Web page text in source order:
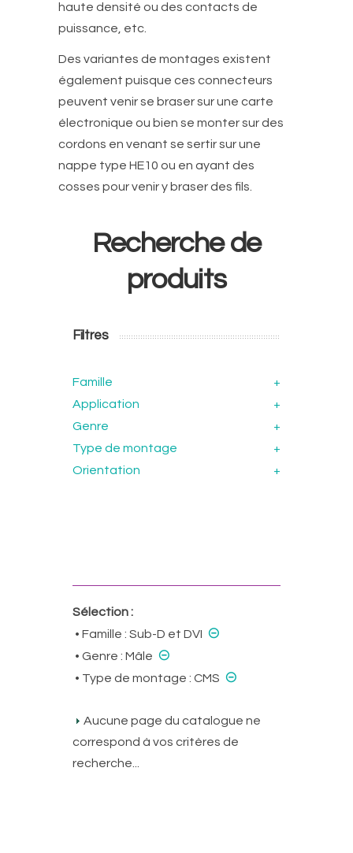
haute densité ou des contacts de
puissance, etc.
Des variantes de montages existent
également puisque ces connecteurs
peuvent venir se braser sur une carte
électronique ou bien se monter sur des
cordons en venant se sertir sur une
nappe type HE10 ou en ayant des
cosses pour venir y braser des fils.
Recherche de
produits
Filtres
Famille
+
Application
+
Genre
+
Type de montage
+
Orientation
+
Sélection :
• Famille : Sub-D et DVI ⊝
• Genre : Mâle ⊝
• Type de montage : CMS ⊝
Aucune page du catalogue ne
correspond à vos critères de
recherche...